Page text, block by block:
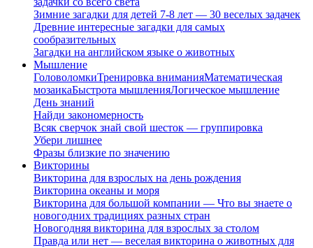
Зимние загадки для детей 7-8 лет — 30 веселых задачек
Древние интересные загадки для самых
сообразительных
Загадки на английском языке о животных
Мышление
ГоловоломкиТренировка вниманияМатематическая
мозаикаБыстрота мышленияЛогическое мышление
День знаний
Найди закономерность
Всяк сверчок знай свой шесток — группировка
Убери лишнее
Фразы близкие по значению
Викторины
Викторина для взрослых на день рождения
Викторина океаны и моря
Викторина для большой компании — Что вы знаете о
новогодних традициях разных стран
Новогодняя викторина для взрослых за столом
Правда или нет — веселая викторина о животных для